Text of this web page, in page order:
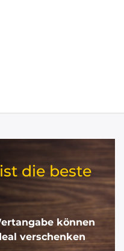
die beste
können
verschenken